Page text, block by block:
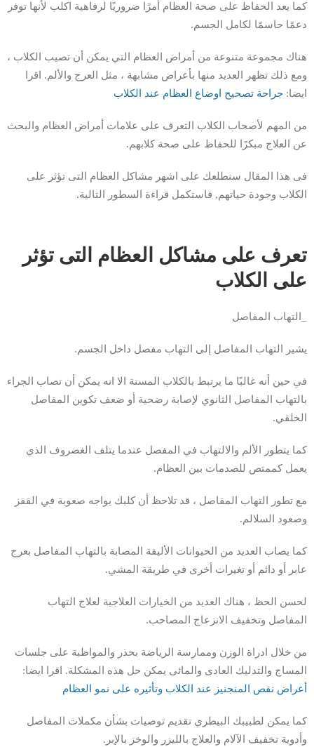
كما يعد الحفاظ على صحة العظام أمرًا ضروريًا لرفاهية اكلب لأنها توفر
دعمًا حاسمًا لكامل الجسم.
هناك مجموعة متنوعة من أمراض العظام التي يمكن أن تصيب الكلاب ،
ومع ذلك تظهر العديد منها بأعراض مشابهة ، مثل العرج والألم. اقرا
ايضا: جراحة تصحيح اوضاع العظام عند الكلاب
من المهم لأصحاب الكلاب التعرف على علامات أمراض العظام والبحث
عن العلاج مبكرًا للحفاظ على صحة كلابهم.
فى هذا المقال سنطلعك على اشهر مشاكل العظام التى تؤثر على
الكلاب وجودة حياتهم, فاستكمل قراءة السطور التالية.
تعرف على مشاكل العظام التى تؤثر
على الكلاب
_التهاب المفاصل
يشير التهاب المفاصل إلى التهاب مفصل داخل الجسم.
في حين أنه غالبًا ما يرتبط بالكلاب المسنة الا انه يمكن أن تصاب الجراء
بالتهاب المفاصل الثانوي لإصابة رضحية أو ضعف تكوين المفاصل
الخلقي.
كما يتطور الألم والالتهاب في المفصل عندما يتلف الغضروف الذي
يعمل كممتص للصدمات بين العظام.
مع تطور التهاب المفاصل ، قد تلاحظ أن كلبك يواجه صعوبة في القفز
وصعود السلالم.
كما يصاب العديد من الحيوانات الأليفة المصابة بالتهاب المفاصل بعرج
عابر أو دائم أو تغيرات أخرى في طريقة المشي.
لحسن الحظ ، هناك العديد من الخيارات العلاجية لعلاج التهاب
المفاصل وتخفيف الانزعاج المصاحب.
من خلال ادراة الوزن وممارسة الرياضة بحذر والمواظبة على جلسات
المساج والتدليك العادى والمائى يمكن حل هذه المشكلة. اقرا ايضا:
أعراض نقص المنجنيز عند الكلاب وتأثيره على نمو العظام
كما يمكن لطبيبك البيطري تقديم توصيات بشأن مكملات المفاصل
وأدوية تخفيف الآلام والعلاج بالليزر والوخز بالإبر.